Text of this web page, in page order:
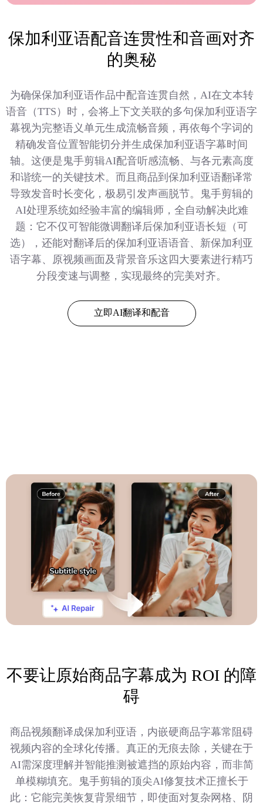
保加利亚语配音连贯性和音画对齐
的奥秘
为确保保加利亚语作品中配音连贯自然，AI在文本转
语音（TTS）时，会将上下文关联的多句保加利亚语字
幕视为完整语义单元生成流畅音频，再依每个字词的
精确发音位置智能切分并生成保加利亚语字幕时间
轴。这便是鬼手剪辑AI配音听感流畅、与各元素高度
和谐统一的关键技术。而且商品到保加利亚语翻译常
导致发音时长变化，极易引发声画脱节。鬼手剪辑的
AI处理系统如经验丰富的编辑师，全自动解决此难
题：它不仅可智能微调翻译后保加利亚语长短（可
选），还能对翻译后的保加利亚语语音、新保加利亚
语字幕、原视频画面及背景音乐这四大要素进行精巧
分段变速与调整，实现最终的完美对齐。
立即AI翻译和配音
不要让原始商品字幕成为 ROI 的障
碍
商品视频翻译成保加利亚语，内嵌硬商品字幕常阻碍
视频内容的全球化传播。真正的无痕去除，关键在于
AI需深度理解并智能推测被遮挡的原始内容，而非简
单模糊填充。鬼手剪辑的顶尖AI修复技术正擅长于
此：它能完美恢复背景细节，即使面对复杂网格、阴